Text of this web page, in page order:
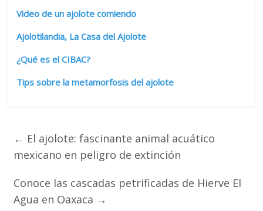
Video de un ajolote comiendo
Ajolotilandia, La Casa del Ajolote
¿Qué es el CIBAC?
Tips sobre la metamorfosis del ajolote
← El ajolote: fascinante animal acuático
mexicano en peligro de extinción
Conoce las cascadas petrificadas de Hierve El
Agua en Oaxaca →